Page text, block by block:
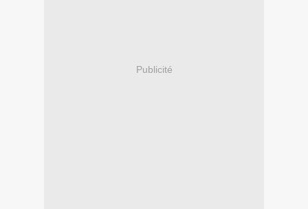
Publicité